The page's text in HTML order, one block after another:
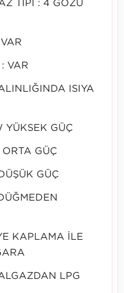
TİPİ : 4 GÖZÜ
VAR
ISIYA
YÜKSEK GÜÇ
GÜÇ
GÜÇ
KAPLAMA İLE
LPG